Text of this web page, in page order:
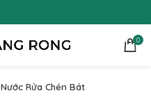
0
Nước Rửa Chén Bát